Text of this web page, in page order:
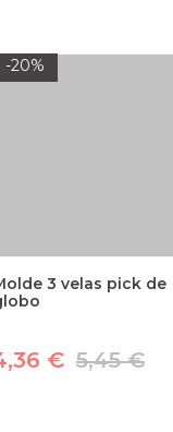
-20%
3 velas pick de
€ 5,45 €